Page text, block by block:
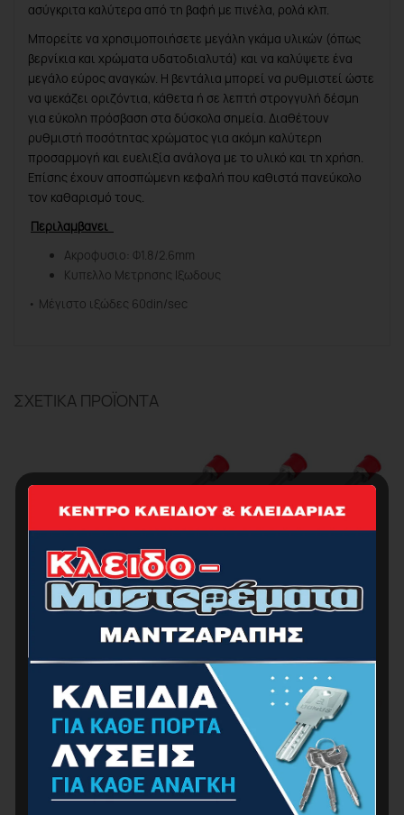
ασύγκριτα καλύτερα από τη βαφή με πινέλα, ρολά κλπ.
Μπορείτε να χρησιμοποιήσετε μεγάλη γκάμα υλικών (όπως
βερνίκια και χρώματα υδατοδιαλυτά) και να καλύψετε ένα
μεγάλο εύρος αναγκών. Η βεντάλια μπορεί να ρυθμιστεί ώστε
να ψεκάζει οριζόντια, κάθετα ή σε λεπτή στρογγυλή δέσμη
για εύκολη πρόσβαση στα δύσκολα σημεία. Διαθέτουν
ρυθμιστή ποσότητας χρώματος για ακόμη καλύτερη
προσαρμογή και ευελιξία ανάλογα με το υλικό και τη χρήση.
Επίσης έχουν αποσπώμενη κεφαλή που καθιστά πανεύκολο
τον καθαρισμό τους.
Περιλαμβανει
Ακροφυσιο: Φ1.8/2.6mm
Κυπελλο Μετρησης Ιξωδους
• Μέγιστο ιξώδες 60din/sec
ΣΧΕΤΙΚΆ ΠΡΟΪΌΝΤΑ